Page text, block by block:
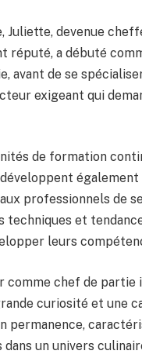
Juliette, devenue
réputé, a débuté
avant de se
exigeant qui
de formation
également
professionnels de
techniques et
leurs
comme chef de partie
curiosité et une
permanence,
dans un univers